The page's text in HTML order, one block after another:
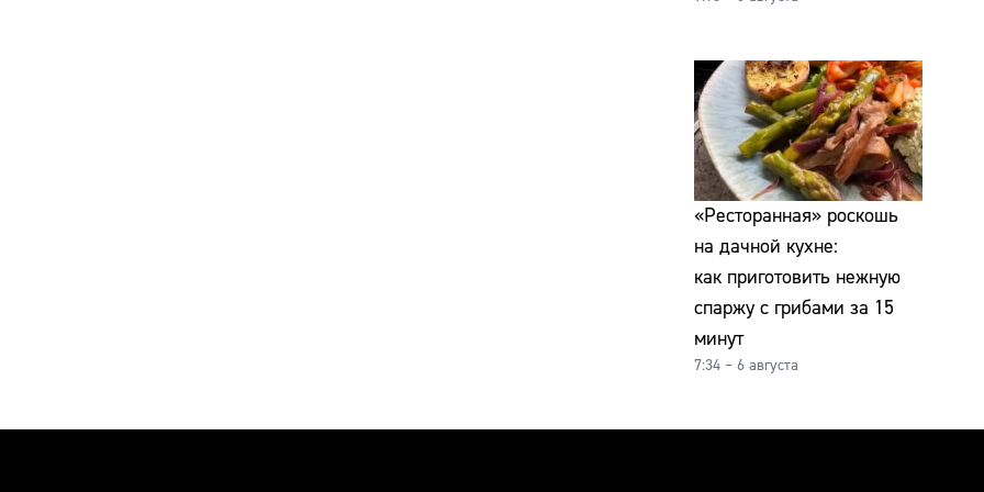
«Ресторанная» роскошь
на дачной кухне:
как приготовить нежную
спаржу с грибами за 15
минут
7:34 – 6 августа